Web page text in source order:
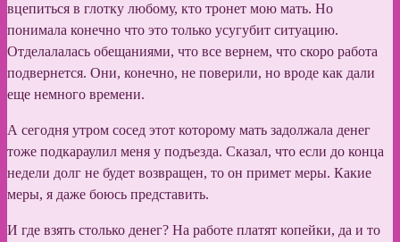
вцепиться в глотку любому, кто тронет мою мать. Но
понимала конечно что это только усугубит ситуацию.
Отделалалась обещаниями, что все вернем, что скоро работа
подвернется. Они, конечно, не поверили, но вроде как дали
еще немного времени.
А сегодня утром сосед этот которому мать задолжала денег
тоже подкараулил меня у подъезда. Сказал, что если до конца
недели долг не будет возвращен, то он примет меры. Какие
меры, я даже боюсь представить.
И где взять столько денег? На работе платят копейки, да и то